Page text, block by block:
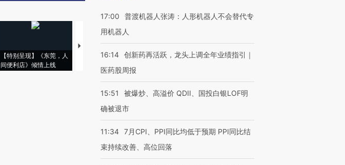
【特别呈现】《东莞，人
间便利店》倾情上线
【推广】走进第四届链博
会，让数智科技“链”接产
【特别呈现】寻找100种
CFO：不靠规模取胜，华
17:00
普渡机器人张涛：人形机器人不会替代专
用机器人
16:14 创新药再活跃，龙头上调全年业绩指引｜
医药股周报
15:51
被爆炒、高溢价 QDII、国投白银LOF明
确被退市
11:34 7月CPI、PPI同比均低于预期 PPI同比结
束持续改善、高位回落